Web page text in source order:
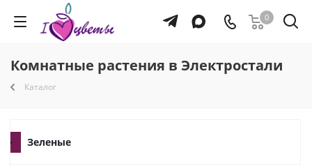
0
Комнатные растения в Электростали
Каталог
Зеленые